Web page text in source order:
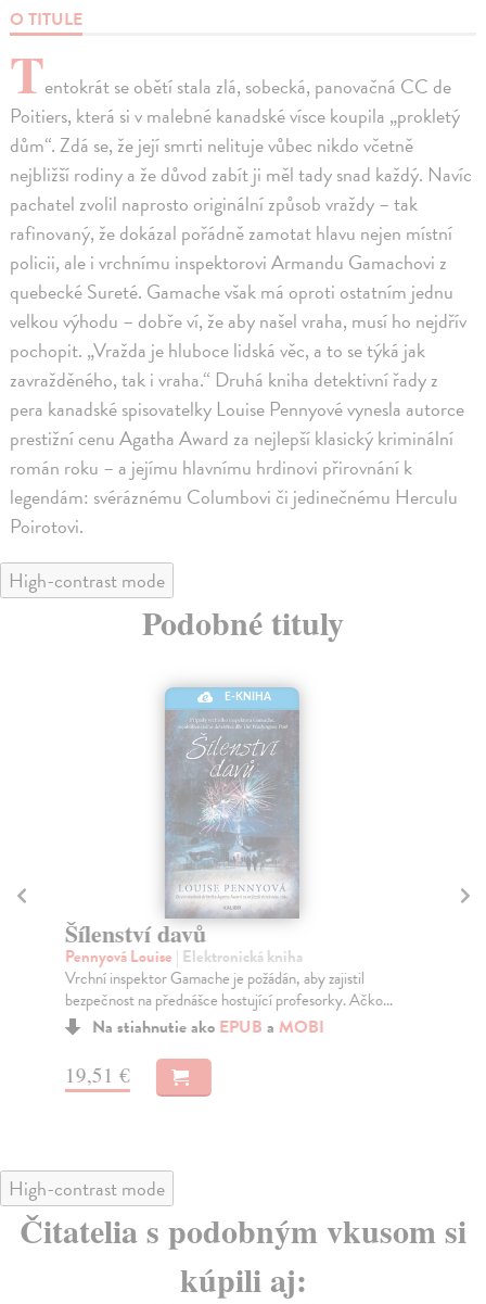
O TITULE
Tentokrát se obětí stala zlá, sobecká, panovačná CC de
Poitiers, která si v malebné kanadské vísce koupila „prokletý
dům“. Zdá se, že její smrti nelituje vůbec nikdo včetně
nejbližší rodiny a že důvod zabít ji měl tady snad každý. Navíc
pachatel zvolil naprosto originální způsob vraždy – tak
rafinovaný, že dokázal pořádně zamotat hlavu nejen místní
policii, ale i vrchnímu inspektorovi Armandu Gamachovi z
quebecké Sureté. Gamache však má oproti ostatním jednu
velkou výhodu – dobře ví, že aby našel vraha, musí ho nejdřív
pochopit. „Vražda je hluboce lidská věc, a to se týká jak
zavražděného, tak i vraha.“ Druhá kniha detektivní řady z
pera kanadské spisovatelky Louise Pennyové vynesla autorce
prestižní cenu Agatha Award za nejlepší klasický kriminální
román roku – a jejímu hlavnímu hrdinovi přirovnání k
legendám: svéráznému Columbovi či jedinečnému Herculu
Poirotovi.
High-contrast mode
Podobné tituly
E-KNIHA
Šílenství davů
Pennyová Louise | Elektronická kniha
Vrchní inspektor Gamache je požádán, aby zajistil
bezpečnost na přednášce hostující profesorky. Ačko...
Na stiahnutie ako EPUB a MOBI
19,51 €
High-contrast mode
Čitatelia s podobným vkusom si
kúpili aj: